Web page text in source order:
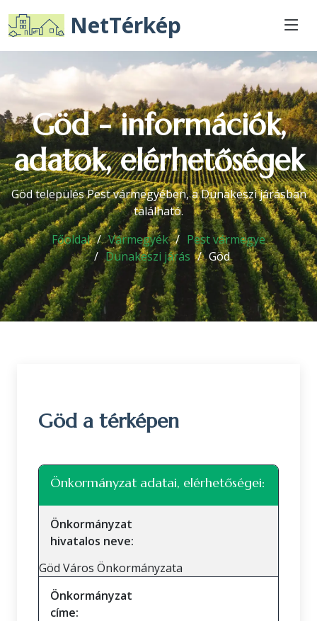
NetTérkép
Göd - információk,
adatok, elérhetőségek
Göd település Pest vármegyében, a Dunakeszi járásban
található.
Főoldal
Vármegyék
Pest vármegye
Dunakeszi járás
Göd
Göd a térképen
+
Önkormányzat adatai, elérhetőségei:
Önkormányzat
hivatalos neve:
Göd Város Önkormányzata
Önkormányzat
címe: